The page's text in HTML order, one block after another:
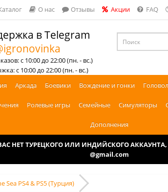
О нас Отзывы Акции FAQ
в Telegram
с 10:00 до 22:00 (пн. - вс.)
с 10:00 до 22:00 (пн. - вс.)
Аркада Боевики Вождение и гонки
Ролевые игры Семейные Симуляторы
Дополнения
НЕТ ТУРЕЦКОГО ИЛИ ИНДИЙСКОГО
@gmail.com
Sea PS4 & PS5 (Турция)